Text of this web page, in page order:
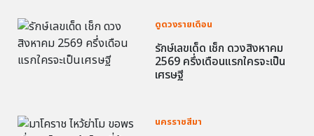
ดูดวงรายเดือน
รักษ์เลขเด็ด เช็ก ดวงสิงหาคม
2569 ครึ่งเดือนแรกใครจะเป็น
เศรษฐี
นครราชสีมา